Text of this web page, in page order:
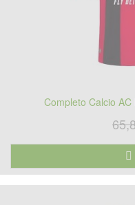
Completo Calcio